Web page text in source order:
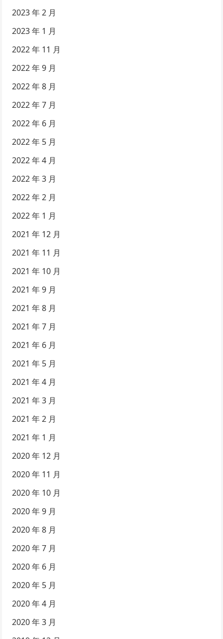
2023 年 2 月
2023 年 1 月
2022 年 11 月
2022 年 9 月
2022 年 8 月
2022 年 7 月
2022 年 6 月
2022 年 5 月
2022 年 4 月
2022 年 3 月
2022 年 2 月
2022 年 1 月
2021 年 12 月
2021 年 11 月
2021 年 10 月
2021 年 9 月
2021 年 8 月
2021 年 7 月
2021 年 6 月
2021 年 5 月
2021 年 4 月
2021 年 3 月
2021 年 2 月
2021 年 1 月
2020 年 12 月
2020 年 11 月
2020 年 10 月
2020 年 9 月
2020 年 8 月
2020 年 7 月
2020 年 6 月
2020 年 5 月
2020 年 4 月
2020 年 3 月